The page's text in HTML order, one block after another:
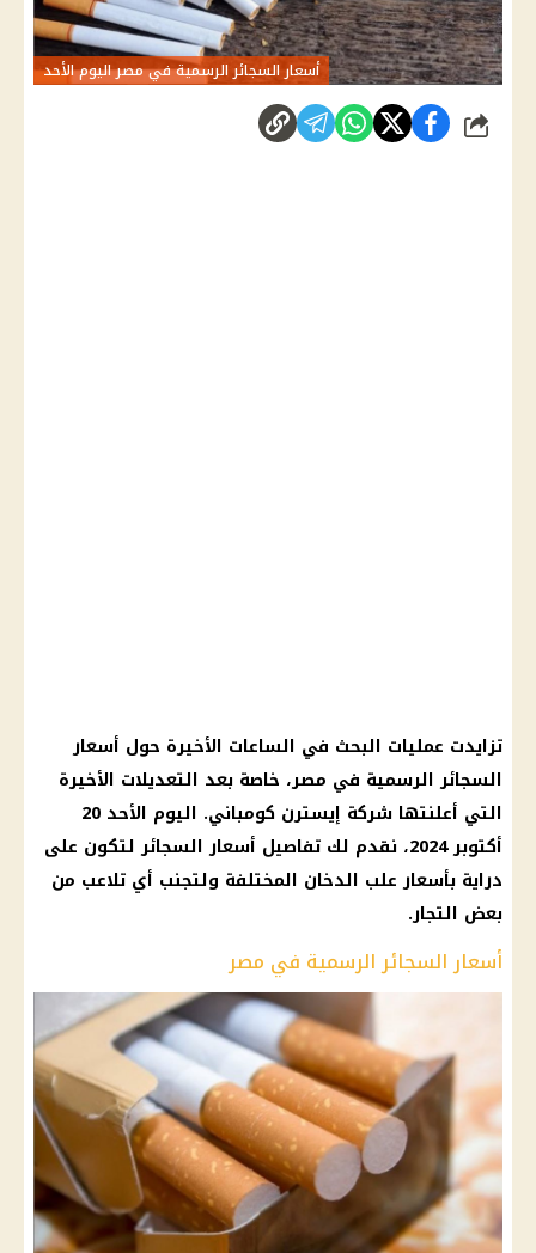
أسعار السجائر الرسمية في مصر اليوم الأحد
شارك
تزايدت عمليات البحث في الساعات الأخيرة حول أسعار
السجائر الرسمية في مصر، خاصة بعد التعديلات الأخيرة
التي أعلنتها شركة إيسترن كومباني. اليوم الأحد 20
أكتوبر 2024، نقدم لك تفاصيل أسعار السجائر لتكون على
دراية بأسعار علب الدخان المختلفة ولتجنب أي تلاعب من
بعض التجار.
أسعار السجائر الرسمية في مصر